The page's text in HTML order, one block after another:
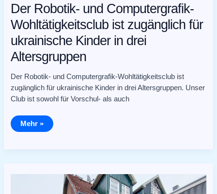
Der Robotik- und Computergrafik-
Wohltätigkeitsclub ist zugänglich für
ukrainische Kinder in drei
Altersgruppen
Der Robotik- und Computergrafik-Wohltätigkeitsclub ist
zugänglich für ukrainische Kinder in drei Altersgruppen. Unser
Club ist sowohl für Vorschul- als auch
Mehr »
Wenig